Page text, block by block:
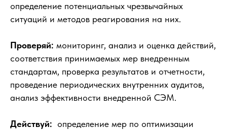
определение потенциальных чрезвычайных
ситуаций и методов реагирования на них.
Проверяй: мониторинг, анализ и оценка действий,
соответствия принимаемых мер внедренным
стандартам, проверка результатов и отчетности,
проведение периодических внутренних аудитов,
анализ эффективности внедренной СЭМ.
Действуй: определение мер по оптимизации